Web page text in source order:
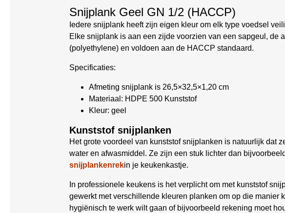
Snijplank Geel GN 1/2 (HACCP)
Iedere snijplank heeft zijn eigen kleur om elk type voedsel
Elke snijplank is aan een zijde voorzien van een sapgeul,
(polyethylene) en voldoen aan de HACCP standaard.
Specificaties:
Afmeting snijplank is 26,5×32,5×1,20 cm
Materiaal: HDPE 500 Kunststof
Kleur: geel
Kunststof snijplanken
Het grote voordeel van kunststof snijplanken is natuurlijk dat
water en afwasmiddel. Ze zijn een stuk lichter dan
snijplankenrekin je keukenkastje.
In professionele keukens is het verplicht om met kunststof
gewerkt met verschillende kleuren planken om op die manier
hygiënisch te werk wilt gaan of bijvoorbeeld rekening moet